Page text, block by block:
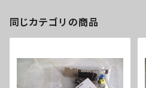
同じカテゴリの商品